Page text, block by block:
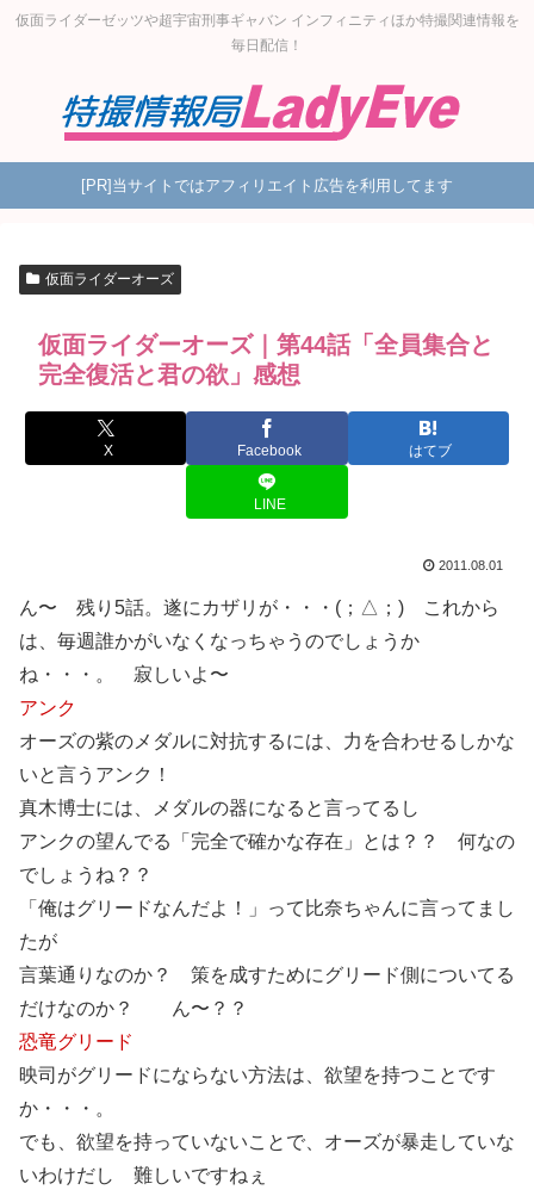
仮面ライダーゼッツや超宇宙刑事ギャバン インフィニティほか特撮関連情報を
毎日配信！
[PR]当サイトではアフィリエイト広告を利用してます
仮面ライダーオーズ
仮面ライダーオーズ｜第44話「全員集合と
完全復活と君の欲」感想
X Facebook はてブ
LINE
2011.08.01
ん〜 残り5話。遂にカザリが・・・(；△；) これから
は、毎週誰かがいなくなっちゃうのでしょうか
ね・・・。 寂しいよ〜
アンク
オーズの紫のメダルに対抗するには、力を合わせるしかな
いと言うアンク！
真木博士には、メダルの器になると言ってるし
アンクの望んでる「完全で確かな存在」とは？？ 何なの
でしょうね？？
「俺はグリードなんだよ！」って比奈ちゃんに言ってまし
たが
言葉通りなのか？ 策を成すためにグリード側についてる
だけなのか？ ん〜？？
恐竜グリード
映司がグリードにならない方法は、欲望を持つことです
か・・・。
でも、欲望を持っていないことで、オーズが暴走していな
いわけだし 難しいですねぇ